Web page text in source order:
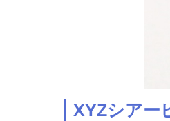
XYZシアー